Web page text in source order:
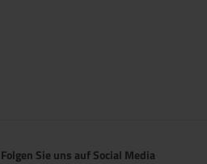
Folgen Sie uns auf Social Media